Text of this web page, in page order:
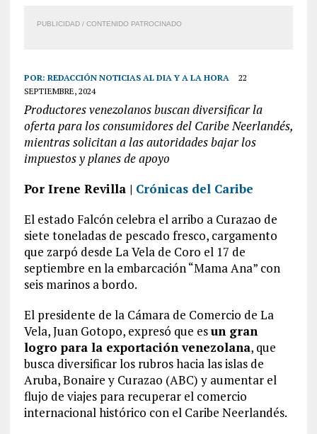
PUBLICIDAD / CONTENIDO PATROCINADO
POR: REDACCIÓN NOTICIAS AL DIA Y A LA HORA
22
SEPTIEMBRE, 2024
Productores venezolanos buscan diversificar la
oferta para los consumidores del Caribe Neerlandés,
mientras solicitan a las autoridades bajar los
impuestos y planes de apoyo
Por Irene Revilla | Crónicas del Caribe
El estado Falcón celebra el arribo a Curazao de
siete toneladas de pescado fresco, cargamento
que zarpó desde La Vela de Coro el 17 de
septiembre en la embarcación “Mama Ana” con
seis marinos a bordo.
El presidente de la Cámara de Comercio de La
Vela, Juan Gotopo, expresó que esun gran
logro para la exportación venezolana, que
busca diversificar los rubros hacia las islas de
Aruba, Bonaire y Curazao (ABC) y aumentar el
flujo de viajes para recuperar el comercio
internacional histórico con el Caribe Neerlandés.